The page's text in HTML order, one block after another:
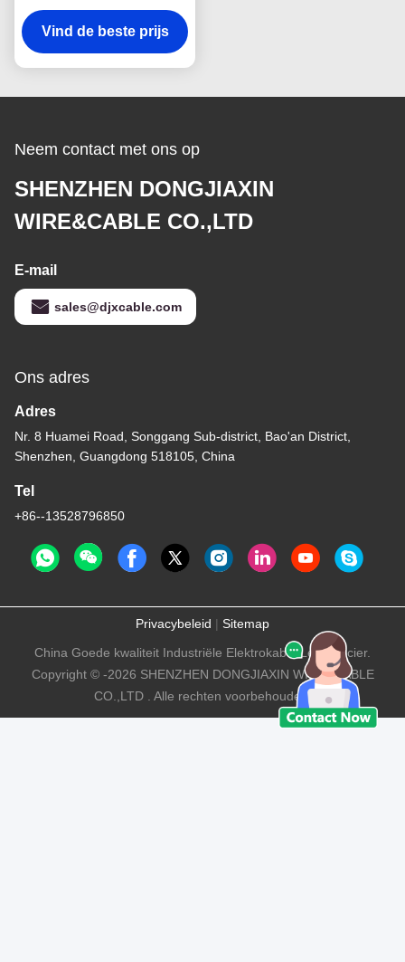
Paar van het
Kernhuishouden
Vind de beste prijs
Neem contact met ons op
SHENZHEN DONGJIAXIN
WIRE&CABLE CO.,LTD
E-mail
sales@djxcable.com
Ons adres
Adres
Nr. 8 Huamei Road, Songgang Sub-district, Bao'an District,
Shenzhen, Guangdong 518105, China
Tel
+86--13528796850
Privacybeleid | Sitemap
China Goede kwaliteit Industriële Elektrokabel Leverancier.
Copyright © -2026 SHENZHEN DONGJIAXIN WIRE&CABLE
CO.,LTD . Alle rechten voorbehouden.